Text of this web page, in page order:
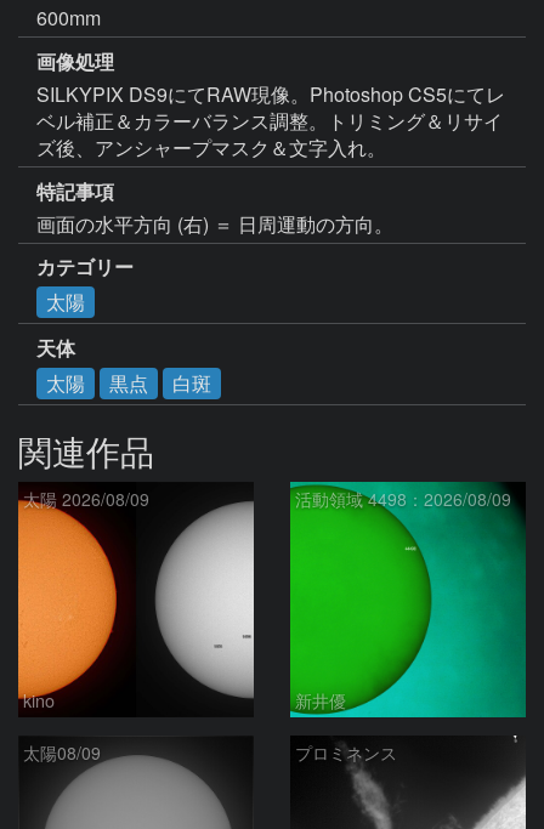
600mm
画像処理
SILKYPIX DS9にてRAW現像。Photoshop CS5にてレ
ベル補正＆カラーバランス調整。トリミング＆リサイ
ズ後、アンシャープマスク＆文字入れ。
特記事項
画面の水平方向 (右) ＝ 日周運動の方向。
カテゴリー
太陽
天体
太陽
黒点 白斑
関連作品
太陽 2026/08/09
kino
活動領域 4498：2026/08/09
新井優
太陽08/09 プロミネンス